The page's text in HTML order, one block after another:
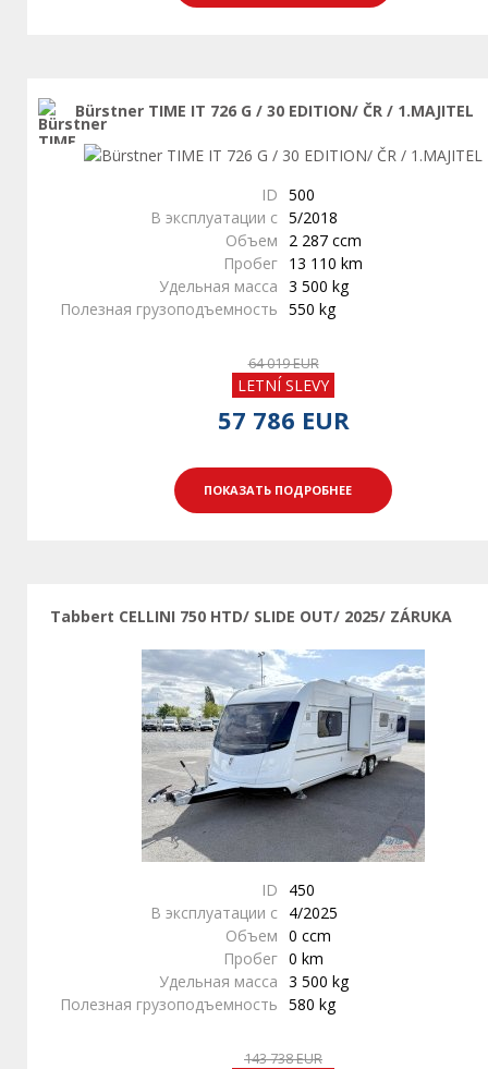
Bürstner TIME IT 726 G / 30 EDITION/ ČR / 1.MAJITEL
ID 500
В эксплуатации с 5/2018
Объем
2 287 ccm
Пробег 13 110 km
Удельная масса 3 500 kg
Полезная грузоподъемность 550 kg
64 019 EUR
LETNÍ SLEVY
57 786 EUR
ПОКАЗАТЬ ПОДРОБНЕЕ
Tabbert CELLINI 750 HTD/ SLIDE OUT/ 2025/ ZÁRUKA
ID
450
В эксплуатации с 4/2025
Объем 0 ccm
Пробег 0 km
Удельная масса 3 500 kg
Полезная грузоподъемность 580 kg
143 738 EUR